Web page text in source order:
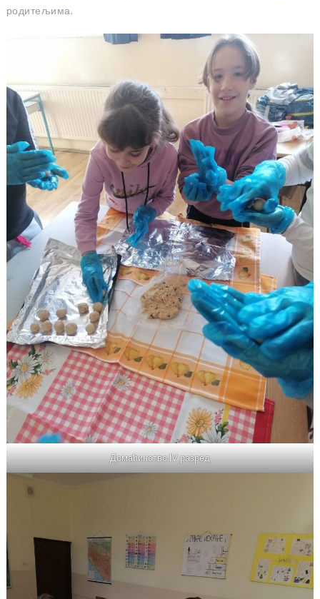
родитељима.
Домаћинство IV разред